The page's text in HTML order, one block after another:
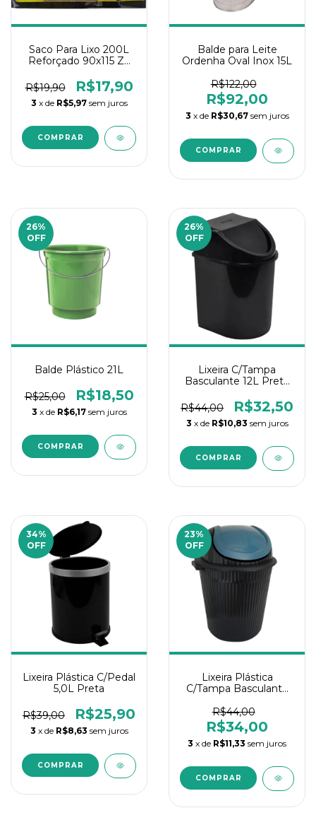
Saco Para Lixo 200L
Reforçado 90x115 Zé
R$19,90
R$17,90
3 x de R$5,97 sem juros
Balde para Leite
Ordenha Oval Inox 15L
R$122,00
R$92,00
3 x de R$30,67 sem juros
26%
OFF
Balde Plástico 21L
R$25,00 R$18,50
3 x de R$6,17 sem juros
26%
OFF
Lixeira C/Tampa
Basculante 12L Preta
R$44,00
R$32,50
3 x de R$10,83 sem juros
34%
OFF
Lixeira Plástica C/Pedal
5,0L Preta
R$39,00 R$25,90
3 x de R$8,63 sem juros
23%
OFF
Lixeira Plástica
C/Tampa Basculante
R$44,00
R$34,00
3 x de R$11,33 sem juros